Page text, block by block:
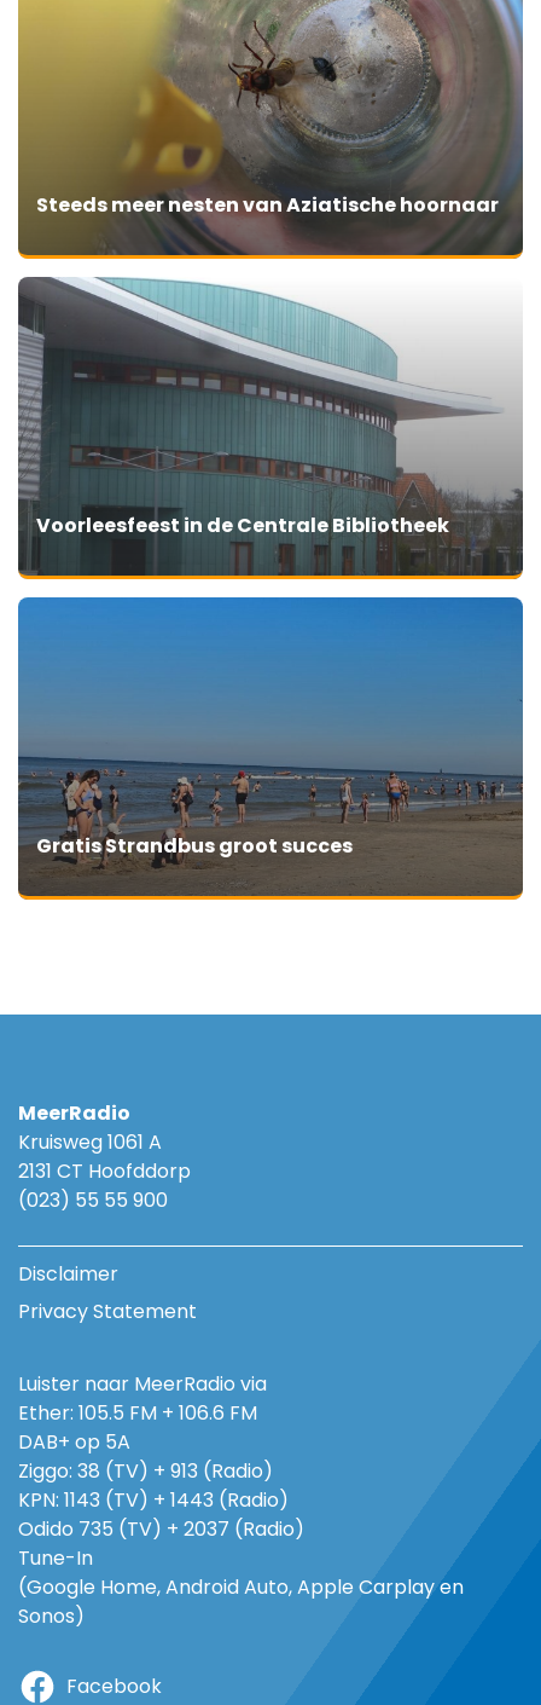
Steeds meer nesten van Aziatische hoornaar
Voorleesfeest in de Centrale Bibliotheek
Gratis Strandbus groot succes
MeerRadio
Kruisweg 1061 A
2131 CT Hoofddorp
(023) 55 55 900
Disclaimer
Privacy Statement
Luister naar MeerRadio via
Ether: 105.5 FM + 106.6 FM
DAB+ op 5A
Ziggo: 38 (TV) + 913 (Radio)
KPN: 1143 (TV) + 1443 (Radio)
Odido 735 (TV) + 2037 (Radio)
Tune-In
(Google Home, Android Auto, Apple Carplay en
Sonos)
Facebook